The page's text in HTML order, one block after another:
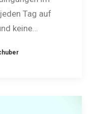
Tag auf
keine…